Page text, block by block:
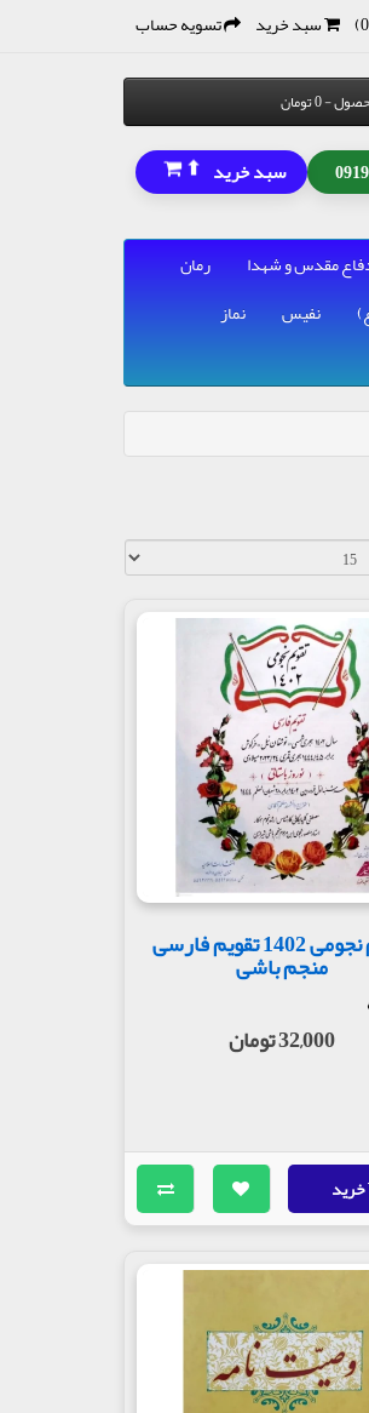
سبد خرید تسویه حساب
سبد خرید ⬆
مقدس و شهدا
رمان
نفیس
نماز
تقویم نجومی 1402 تقویم فارسی
منجم باشی
32,000 تومان
خرید